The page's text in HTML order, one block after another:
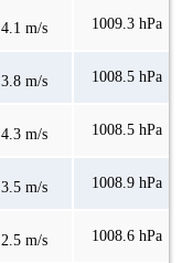
4.1 m/s 1009.3 hPa
3.8 m/s 1008.5 hPa
4.3 m/s 1008.5 hPa
3.5 m/s 1008.9 hPa
2.5 m/s 1008.6 hPa